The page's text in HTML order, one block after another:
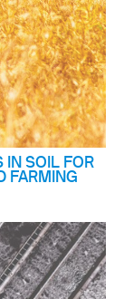
IN SOIL FOR
FARMING